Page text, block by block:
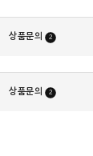
상품문의 2
상품문의 2